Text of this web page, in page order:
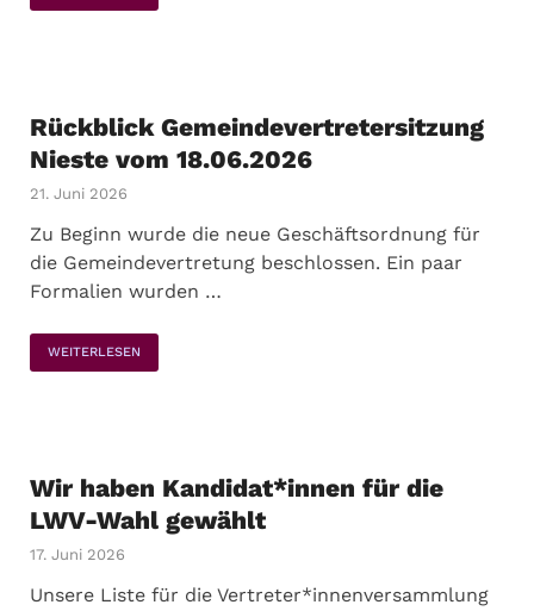
Rückblick Gemeindevertretersitzung
Nieste vom 18.06.2026
21. Juni 2026
Zu Beginn wurde die neue Geschäftsordnung für
die Gemeindevertretung beschlossen. Ein paar
Formalien wurden …
WEITERLESEN
Wir haben Kandidat*innen für die
LWV-Wahl gewählt
17. Juni 2026
Unsere Liste für die Vertreter*innenversammlung